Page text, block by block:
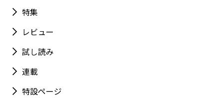
特集
レビュー
試し読み
連載
特設ページ